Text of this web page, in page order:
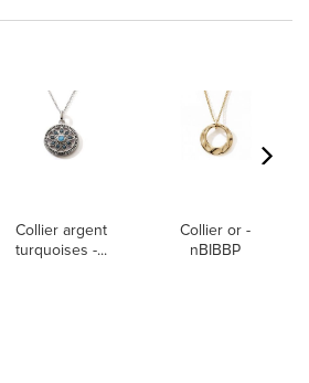
Collier argent
turquoises -...
Collier or -
nBIBBP